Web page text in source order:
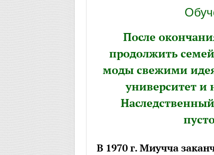
После
продолжить
моды свежими
университет и
В 1970 г. Миучча